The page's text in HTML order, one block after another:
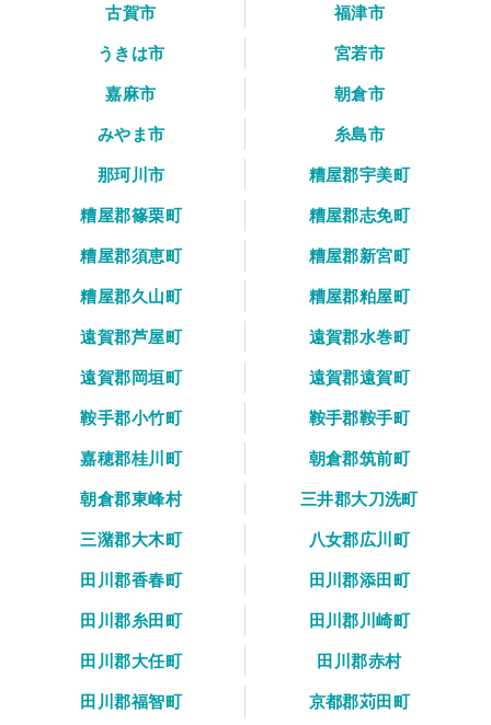
古賀市
福津市
うきは市
宮若市
嘉麻市
朝倉市
みやま市
糸島市
那珂川市
糟屋郡宇美町
糟屋郡篠栗町
糟屋郡志免町
糟屋郡須恵町
糟屋郡新宮町
糟屋郡久山町
糟屋郡粕屋町
遠賀郡芦屋町
遠賀郡水巻町
遠賀郡岡垣町
遠賀郡遠賀町
鞍手郡小竹町
鞍手郡鞍手町
嘉穂郡桂川町
朝倉郡筑前町
朝倉郡東峰村
三井郡大刀洗町
三潴郡大木町
八女郡広川町
田川郡香春町
田川郡添田町
田川郡糸田町
田川郡川崎町
田川郡大任町
田川郡赤村
田川郡福智町
京都郡苅田町